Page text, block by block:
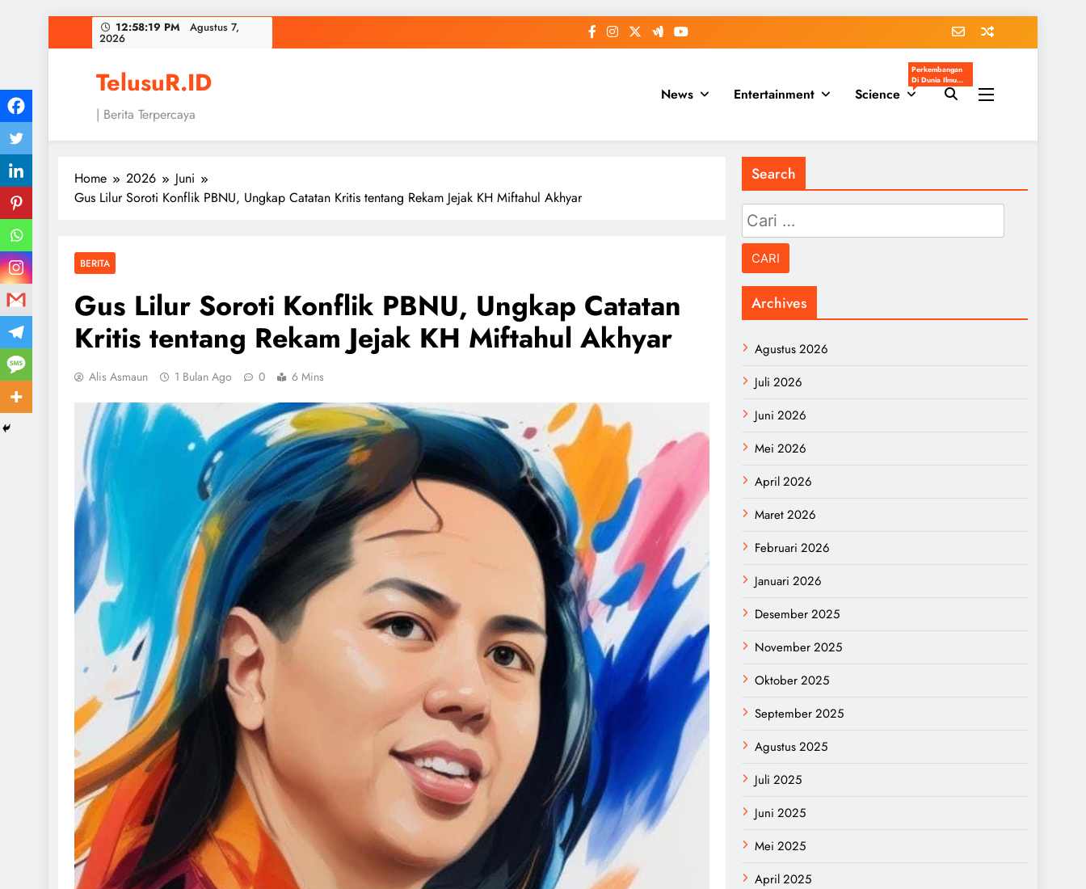
to
12:58:20 PM Agustus 7,
2026
TelusuR.ID
| Berita Terpercaya
News Entertainment Science
Perkembangan
Di Dunia Ilmu
Pengetahuan
Populer
Home 2026
Juni
Gus Lilur Soroti Konflik PBNU, Ungkap Catatan Kritis tentang Rekam Jejak KH Miftahul Akhyar
BERITA
Gus Lilur Soroti Konflik PBNU, Ungkap Catatan
Kritis tentang Rekam Jejak KH Miftahul Akhyar
Alis Asmaun 1 Bulan Ago 0 6 Mins
Search
Cari
untuk:
Archives
Agustus 2026
Juli 2026
Juni 2026
Mei 2026
April 2026
Maret 2026
Februari 2026
Januari 2026
Desember 2025
November 2025
Oktober 2025
September 2025
Agustus 2025
Juli 2025
Juni 2025
Mei 2025
April 2025